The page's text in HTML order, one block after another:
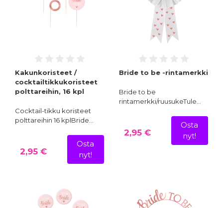
Kakunkoristeet /
cocktailtikkukoristeet
polttareihin, 16 kpl
Cocktail-tikku koristeet
polttareihin 16 kplBride…
2,95 €
Osta
nyt!
Bride to be -rintamerkki
Bride to be
rintamerkki/ruusukeTule…
2,95 €
Osta
nyt!